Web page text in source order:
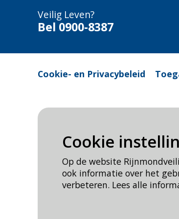
Cookie
Op de website
ook informatie over het
verbeteren. Lees alle
Veilig Leven?
Bel 0900-8387
Cookie- en Privacybeleid